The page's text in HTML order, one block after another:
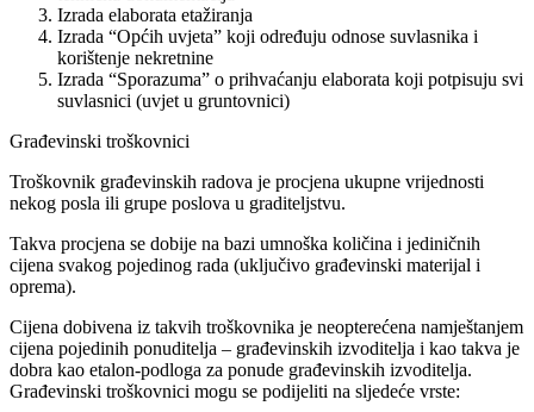
Izrada elaborata etažiranja
Izrada “Općih uvjeta” koji određuju odnose suvlasnika i
korištenje nekretnine
Izrada “Sporazuma” o prihvaćanju elaborata koji potpisuju svi
suvlasnici (uvjet u gruntovnici)
Građevinski troškovnici
Troškovnik građevinskih radova je procjena ukupne vrijednosti
nekog posla ili grupe poslova u graditeljstvu.
Takva procjena se dobije na bazi umnoška količina i jediničnih
cijena svakog pojedinog rada (uključivo građevinski materijal i
oprema).
Cijena dobivena iz takvih troškovnika je neopterećena namještanjem
cijena pojedinih ponuditelja – građevinskih izvoditelja i kao takva je
dobra kao etalon-podloga za ponude građevinskih izvoditelja.
Građevinski troškovnici mogu se podijeliti na sljedeće vrste: